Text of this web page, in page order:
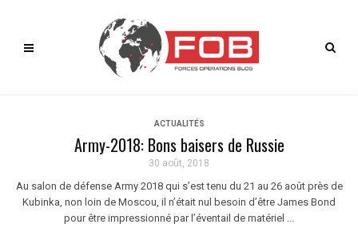
ACTUALITÉS
Army-2018: Bons baisers de Russie
30 août, 2018
Au salon de défense Army 2018 qui s’est tenu du 21 au 26 août près de
Kubinka, non loin de Moscou, il n’était nul besoin d’être James Bond
pour être impressionné par l’éventail de matériel ...